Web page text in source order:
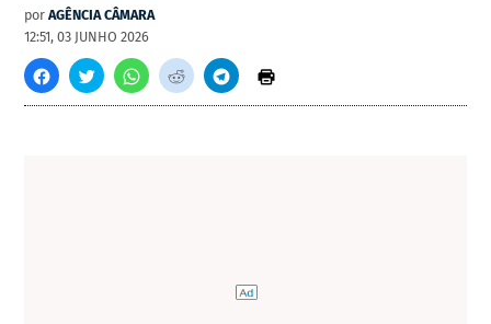
por AGÊNCIA CÂMARA
12:51, 03 JUNHO 2026